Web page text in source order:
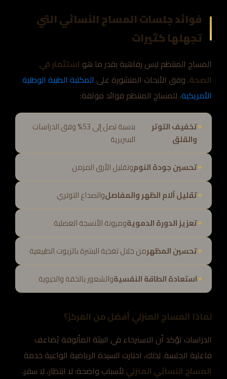
فوائد جلسات المساج النسائي التي
تجهلها كثيرات
المساج المنتظم ليس رفاهية بقدر ما هو استثمار في
الصحة. وفق الأبحاث المنشورة على المكتبة الطبية الوطنية
الأمريكية، للمساج المنتظم فوائد موثقة:
تخفيف التوتر
والقلق
بنسبة تصل إلى 53% وفق الدراسات
السريرية
تحسين جودة النوموتقليل الأرق المزمن
تقليل آلام الظهر والمفاصلوالصداع التوتري
تعزيز الدورة الدمويةومرونة الأنسجة العضلية
تحسين المظهرمن خلال تغذية البشرة بالزيوت الطبيعية
استعادة الطاقة النفسيةوالشعور بالخفة والحيوية
لماذا المساج المنزلي أفضل من المركز؟
الدراسات تؤكد أن الاسترخاء في البيئة المألوفة يُضاعف
فاعلية الجلسة. لذلك، اختارت السيدة الرياضية الواعية خدمة
المساج النسائي المنزلي لأسباب واضحة: لا انتظار، لا سفر،